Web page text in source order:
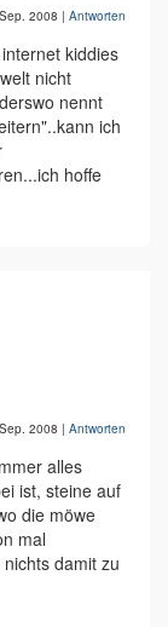
2008 | Antworten
kiddies
nicht
nennt
ich
hoffe
2008 | Antworten
alles
ist, steine auf
die möwe
mal
damit zu